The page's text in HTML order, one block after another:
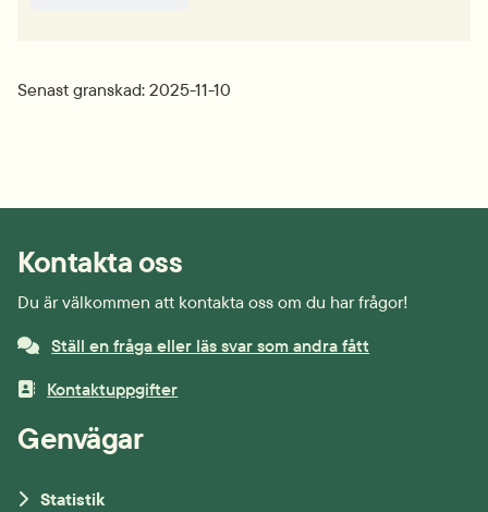
Senast granskad: 2025-11-10
Kontakta oss
Du är välkommen att kontakta oss om du har frågor!
Ställ en fråga eller läs svar som andra fått
Kontaktuppgifter
Genvägar
Statistik